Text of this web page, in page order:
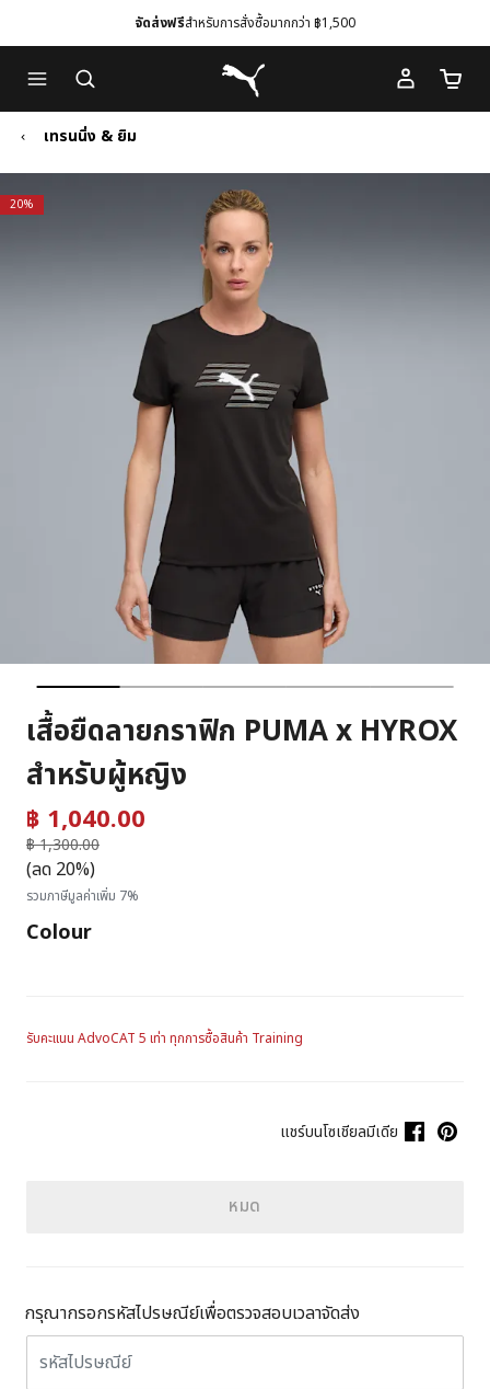
to
Main
content
to
Footer
Content
จัดส่งฟรีสำหรับการสั่งซื้อมากกว่า ฿1,500
Puma โฮม
จำนว
เทรนนิ่ง & ยิม
20%
เสื้อยืดลายกราฟิก PUMA x HYROX
สำหรับผู้หญิง
฿ 1,040.00
฿ 1,300.00
ถึง
(ลด 20%)
รวมภาษีมูลค่าเพิ่ม 7%
Colour
รับคะแนน AdvoCAT 5 เท่า ทุกการซื้อสินค้า Training
แชร์บนโซเชียลมีเดีย
หมด
กรุณากรอกรหัสไปรษณีย์เพื่อตรวจสอบเวลาจัดส่ง